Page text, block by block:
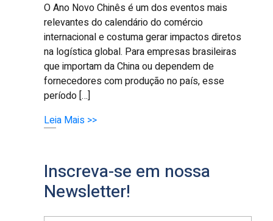
O Ano Novo Chinês é um dos eventos mais
relevantes do calendário do comércio
internacional e costuma gerar impactos diretos
na logística global. Para empresas brasileiras
que importam da China ou dependem de
fornecedores com produção no país, esse
período […]
Leia Mais >>
Inscreva-se em nossa
Newsletter!